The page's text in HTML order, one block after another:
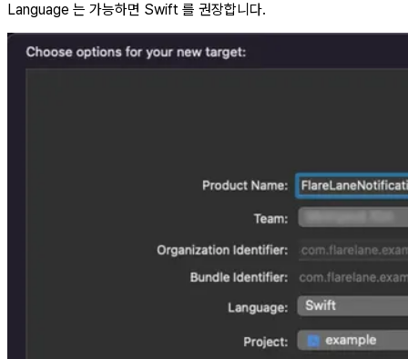
Language 는 가능하면 Swift 를 권장합니다.